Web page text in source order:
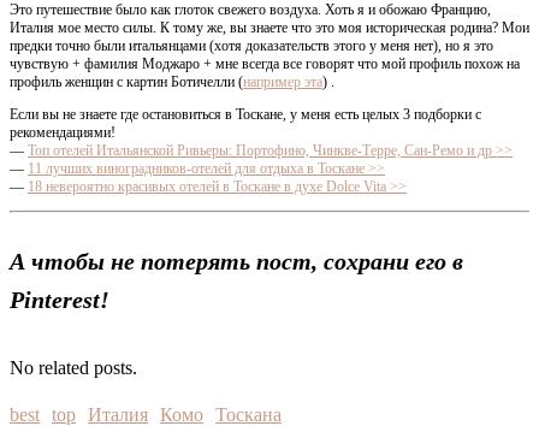
Это путешествие было как глоток свежего воздуха. Хоть я и обожаю Францию,
Италия мое место силы. К тому же, вы знаете что это моя историческая родина? Мои
предки точно были итальянцами (хотя доказательств этого у меня нет), но я это
чувствую + фамилия Моджаро + мне всегда все говорят что мой профиль похож на
профиль женщин с картин Ботичелли (например эта) .
Если вы не знаете где остановиться в Тоскане, у меня есть целых 3 подборки с
рекомендациями!
— Топ отелей Итальянской Ривьеры: Портофино, Чинкве-Терре, Сан-Ремо и др >>
— 11 лучших виноградников-отелей для отдыха в Тоскане >>
— 18 невероятно красивых отелей в Тоскане в духе Dolce Vita >>
А чтобы не потерять пост, сохрани его в
Pinterest!
No related posts.
best top Италия Комо Тоскана